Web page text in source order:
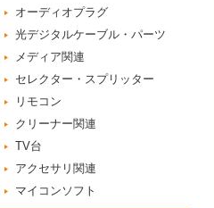
オーディオプラグ
光デジタルケーブル・パーツ
メディア関連
セレクター・スプリッター
リモコン
クリーナー関連
TV台
アクセサリ関連
マイコンソフト